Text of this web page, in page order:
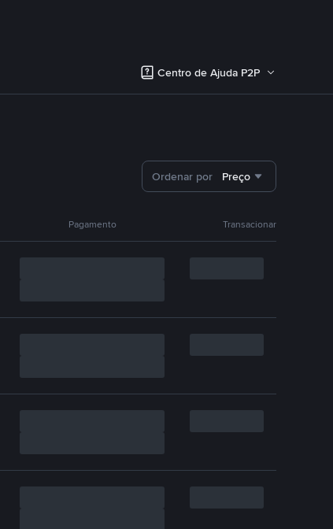
Centro de Ajuda P2P
Ordenar por Preço
Pagamento Transacionar